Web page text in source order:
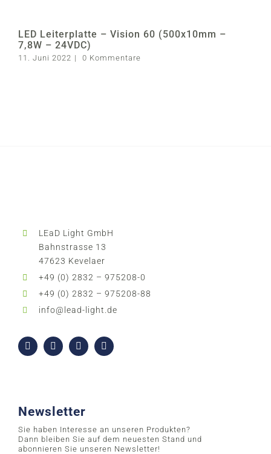
LED Leiterplatte – Vision 60 (500x10mm –
7,8W – 24VDC)
11. Juni 2022 | 0 Kommentare
LEaD Light GmbH
Bahnstrasse 13
47623 Kevelaer
+49 (0) 2832 – 975208-0
+49 (0) 2832 – 975208-88
info@lead-light.de
Newsletter
Sie haben Interesse an unseren Produkten?
Dann bleiben Sie auf dem neuesten Stand und
abonnieren Sie unseren Newsletter!